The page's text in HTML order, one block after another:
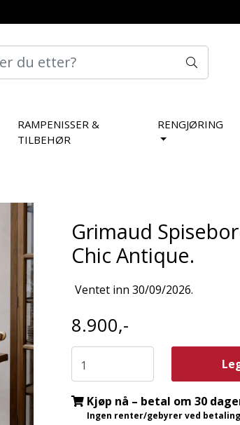
RAMPENISSER &
TILBEHØR
RENGJØRING
Grimaud
Chic Antique.
Ventet inn 30/09/2026.
8.900,-
Kjøp nå – betal om 30
Ingen renter/gebyrer ved